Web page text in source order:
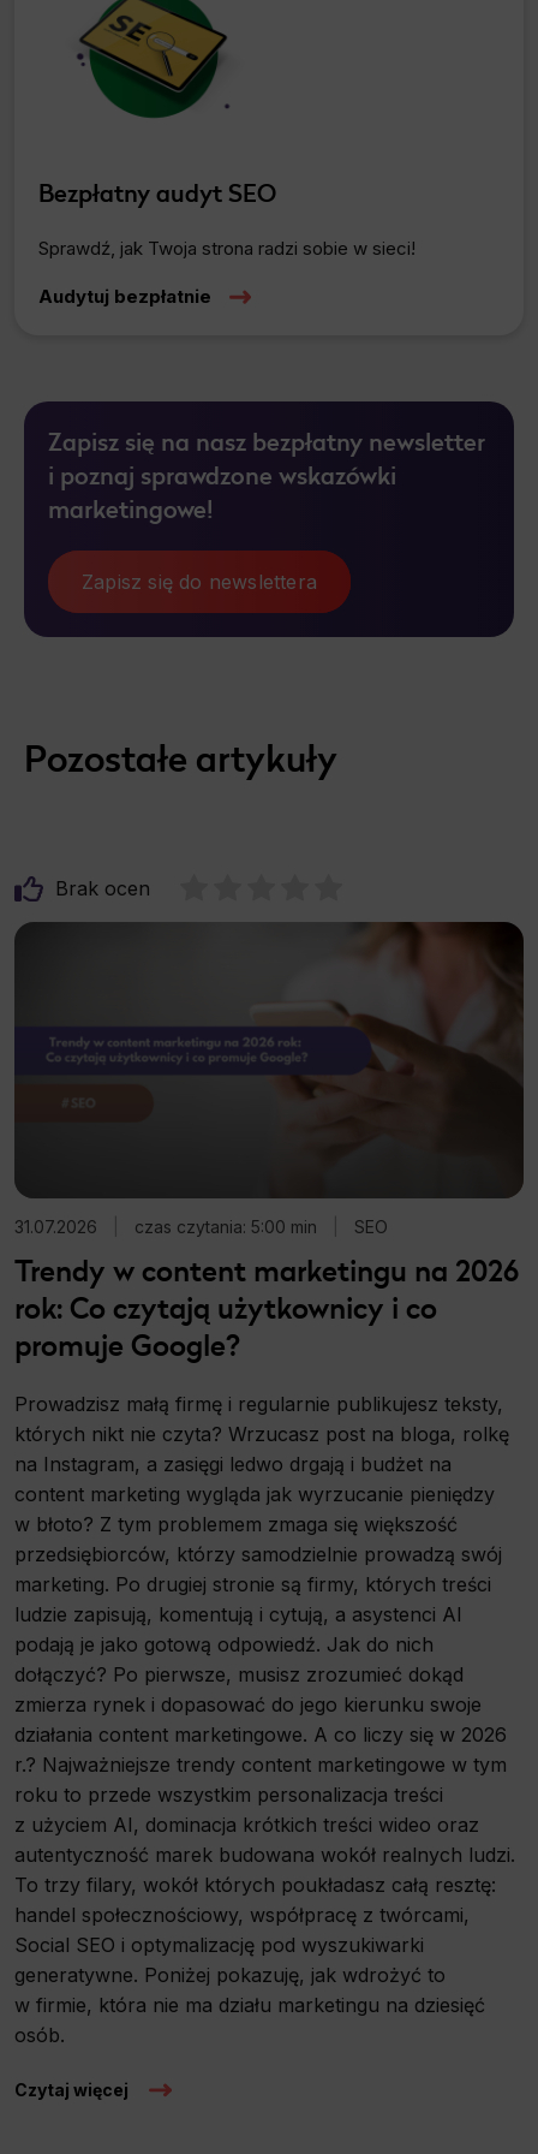
Bezpłatny audyt SEO
Sprawdź, jak Twoja strona radzi sobie w sieci!
Audytuj bezpłatnie
Zapisz się na nasz bezpłatny newsletter
i poznaj sprawdzone wskazówki
marketingowe!
Zapisz się do newslettera
Pozostałe artykuły
Brak ocen
31.07.2026 czas czytania: 5:00 min SEO
Trendy w content marketingu na 2026
rok: Co czytają użytkownicy i co
promuje Google?
Prowadzisz małą firmę i regularnie publikujesz teksty,
których nikt nie czyta? Wrzucasz post na bloga, rolkę
na Instagram, a zasięgi ledwo drgają i budżet na
content marketing wygląda jak wyrzucanie pieniędzy
w błoto? Z tym problemem zmaga się większość
przedsiębiorców, którzy samodzielnie prowadzą swój
marketing. Po drugiej stronie są firmy, których treści
ludzie zapisują, komentują i cytują, a asystenci AI
podają je jako gotową odpowiedź. Jak do nich
dołączyć? Po pierwsze, musisz zrozumieć dokąd
zmierza rynek i dopasować do jego kierunku swoje
działania content marketingowe. A co liczy się w 2026
r.? Najważniejsze trendy content marketingowe w tym
roku to przede wszystkim personalizacja treści
z użyciem AI, dominacja krótkich treści wideo oraz
autentyczność marek budowana wokół realnych ludzi.
To trzy filary, wokół których poukładasz całą resztę:
handel społecznościowy, współpracę z twórcami,
Social SEO i optymalizację pod wyszukiwarki
generatywne. Poniżej pokazuję, jak wdrożyć to
w firmie, która nie ma działu marketingu na dziesięć
osób.
Czytaj więcej